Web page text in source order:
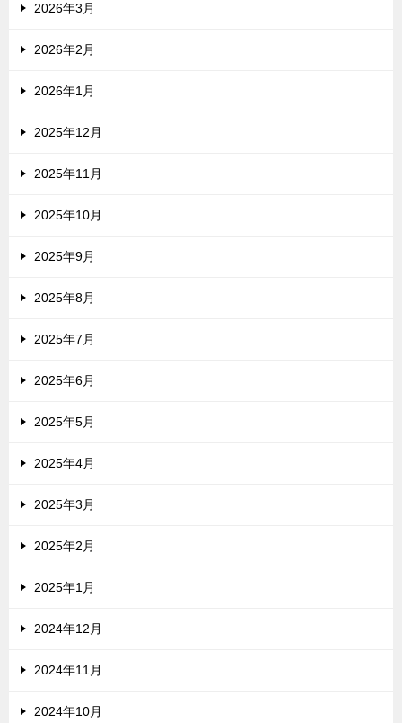
2026年3月
2026年2月
2026年1月
2025年12月
2025年11月
2025年10月
2025年9月
2025年8月
2025年7月
2025年6月
2025年5月
2025年4月
2025年3月
2025年2月
2025年1月
2024年12月
2024年11月
2024年10月